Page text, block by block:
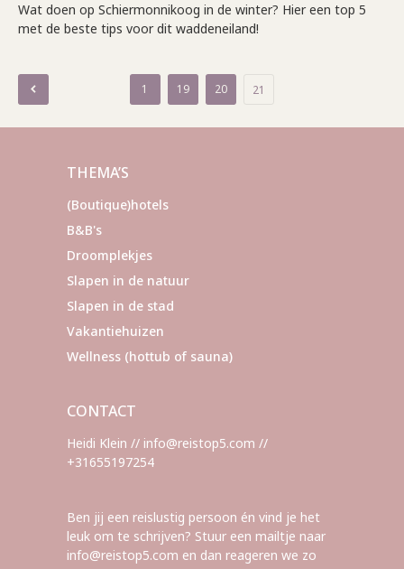
Wat doen op Schiermonnikoog in de winter? Hier een top 5
met de beste tips voor dit waddeneiland!
Berichten
paginering
1 19 20 21
THEMA’S
(Boutique)hotels
B&B's
Droomplekjes
Slapen in de natuur
Slapen in de stad
Vakantiehuizen
Wellness (hottub of sauna)
CONTACT
Heidi Klein // info@reistop5.com //
+31655197254
Ben jij een reislustig persoon én vind je het
leuk om te schrijven? Stuur een mailtje naar
info@reistop5.com en dan reageren we zo